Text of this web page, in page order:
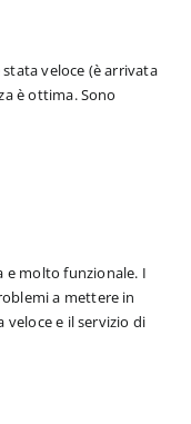
veloce (è arrivata
è ottima. Sono
e molto funzionale. I
a mettere in
veloce e il servizio di